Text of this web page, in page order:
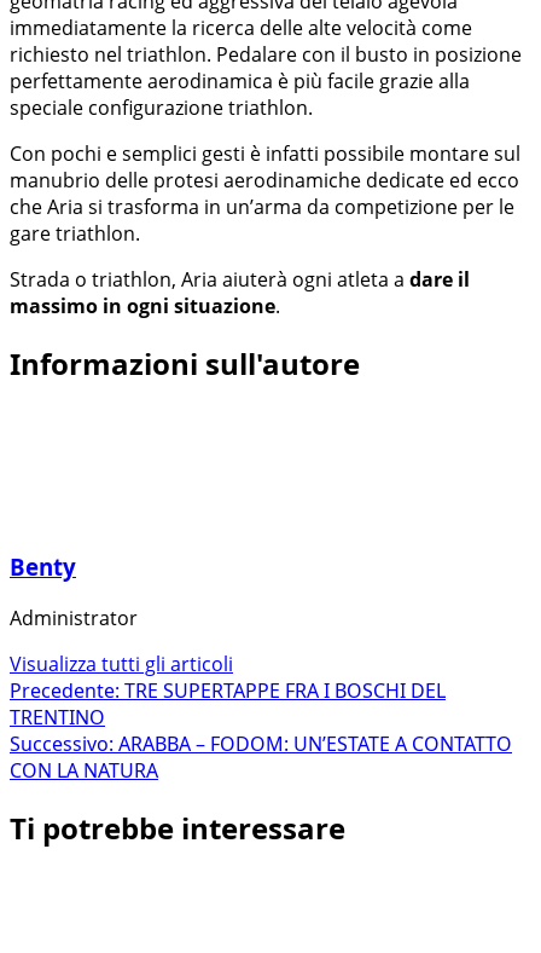
immediatamente la ricerca delle alte velocità come
richiesto nel triathlon. Pedalare con il busto in posizione
perfettamente aerodinamica è più facile grazie alla
speciale configurazione triathlon.
Con pochi e semplici gesti è infatti possibile montare sul
manubrio delle protesi aerodinamiche dedicate ed ecco
che Aria si trasforma in un’arma da competizione per le
gare triathlon.
Strada o triathlon, Aria aiuterà ogni atleta a dare il
massimo in ogni situazione.
Informazioni sull'autore
Benty
Administrator
Visualizza tutti gli articoli
Navigazione
articolo
Precedente: TRE SUPERTAPPE FRA I BOSCHI DEL
TRENTINO
Successivo: ARABBA – FODOM: UN’ESTATE A CONTATTO
CON LA NATURA
Ti potrebbe interessare